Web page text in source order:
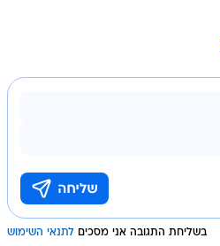
בשליחת התגובה אני מסכים לתנאי השימוש